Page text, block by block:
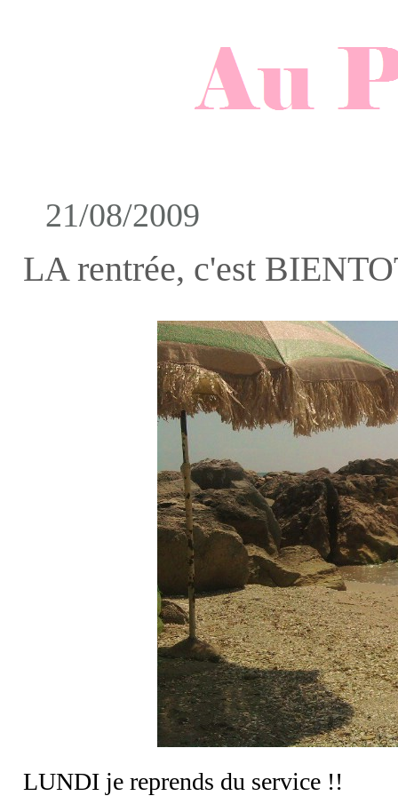
21/08/2009
LA rentrée, c'est
LUNDI je reprends du service !!